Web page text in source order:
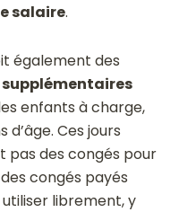
salaire.
également des
supplémentaires
enfants à charge,
Ces jours
pas des congés pour
congés payés
utiliser librement, y